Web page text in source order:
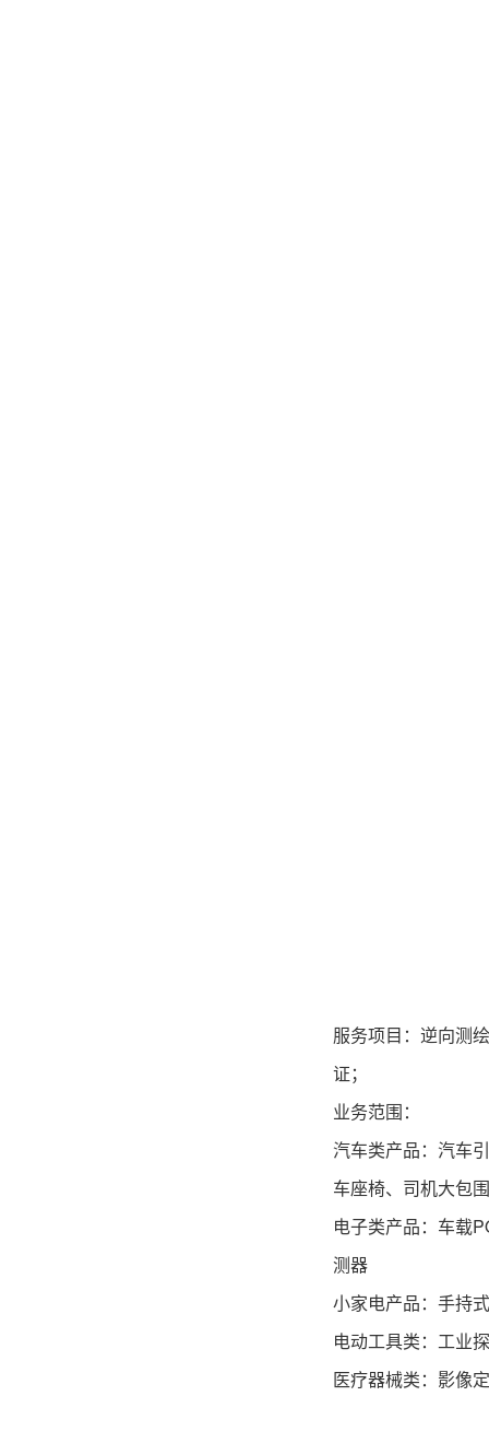
服务项目： 逆向测
证；
业务范围：
汽车类产品：汽车
车座椅、司机大包围
电子类产品：车载
测器
小家电产品：手持
电动工具类：工业
医疗器械类：影像